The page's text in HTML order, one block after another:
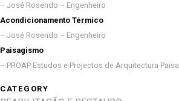
– José Rosendo – Engenheiro
Acondicionamento Térmico
– José Rosendo – Engenheiro
Paisagismo
– PROAP Estudos e Projectos de Arquitectura
CATEGORY